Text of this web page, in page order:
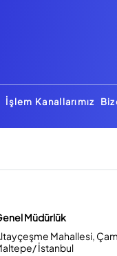
İşlem Kanallarımız
Müdürlük
Mahallesi,
İstanbul